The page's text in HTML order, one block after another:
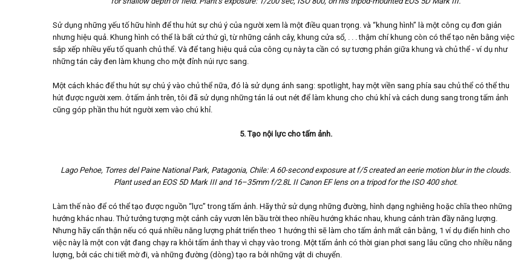
Sử dụng những yếu tố hữu hình để thu hút sự chú ý của người xem là một điều quan trọng. và “khung hình” là một công cụ đơn giản
nhưng hiệu quả. Khung hình có thể là bất cứ thứ gì, từ những cảnh cây, khung cửa sổ, . . . thậm chí khung còn có thể tạo nên bằng việc
sắp xếp nhiều yếu tố quanh chủ thể. Và để tang hiệu quả của công cụ này ta cần có sự tương phản giữa khung và chủ thể - ví dụ như
những tán cây đen làm khung cho một đỉnh núi rực sang.
Một cách khác để thu hút sự chú ý vào chủ thể nữa, đó là sử dụng ánh sang: spotlight, hay một viền sang phía sau chủ thể có thể thu
hút được người xem. ở tấm ảnh trên, tôi đã sử dụng những tán lá out nét để làm khung cho chú khỉ và cách dung sang trong tấm ảnh
cũng góp phần thu hút người xem vào chú khỉ.
5. Tạo nội lực cho tấm ảnh.
Lago Pehoe, Torres del Paine National Park, Patagonia, Chile: A 60-second exposure at f/5 created an eerie motion blur in the clouds.
Plant used an EOS 5D Mark III and 16–35mm f/2.8L II Canon EF lens on a tripod for the ISO 400 shot.
Làm thế nào để có thể tạo được nguồn “lực” trong tấm ảnh. Hãy thử sử dụng những đường, hình dạng nghiêng hoặc chĩa theo những
hướng khác nhau. Thử tưởng tượng một cảnh cây vươn lên bầu trời theo nhiều hướng khác nhau, khung cảnh tràn đầy năng lượng.
Nhưng hãy cẩn thận nếu có quá nhiều năng lượng phát triển theo 1 hướng thì sẽ làm cho tấm ảnh mất cân bằng, 1 ví dụ điển hinh cho
việc này là một con vật đang chạy ra khỏi tấm ảnh thay vì chạy vào trong. Một tấm ảnh có thời gian phơi sang lâu cũng cho nhiều năng
lượng, bởi các chi tiết mờ đi, và những đường (dòng) tạo ra bởi những vật di chuyển.